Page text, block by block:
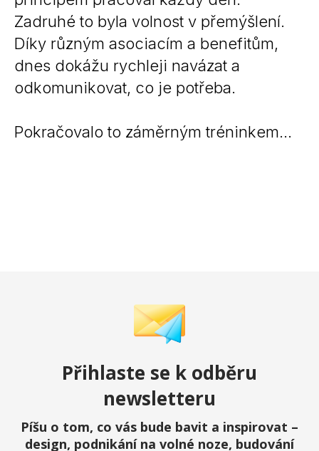
Zadruhé to byla volnost v přemýšlení.
Díky různým asociacím a benefitům,
dnes dokážu rychleji navázat a
odkomunikovat, co je potřeba.
Pokračovalo to záměrným tréninkem…
Přihlaste se k odběru
newsletteru
Píšu o tom, co vás bude bavit a inspirovat –
design, podnikání na volné noze, budování